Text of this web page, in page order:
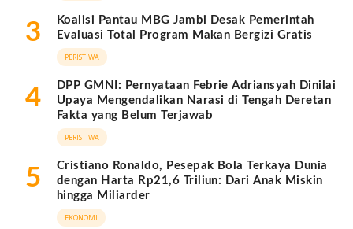
3
Koalisi Pantau MBG Jambi Desak Pemerintah
Evaluasi Total Program Makan Bergizi Gratis
PERISTIWA
4
DPP GMNI: Pernyataan Febrie Adriansyah Dinilai
Upaya Mengendalikan Narasi di Tengah Deretan
Fakta yang Belum Terjawab
PERISTIWA
5
Cristiano Ronaldo, Pesepak Bola Terkaya Dunia
dengan Harta Rp21,6 Triliun: Dari Anak Miskin
hingga Miliarder
EKONOMI